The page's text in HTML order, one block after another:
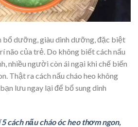
bổ dưỡng, giàu dinh dưỡng, đặc biệt
não của trẻ. Do không biết cách nấu
nhiều người còn ái ngại khi chế biến
Thật ra cách nấu cháo heo không
lưu ngay lại để bổ sung dinh
cách nấu cháo óc heo thơm ngon,